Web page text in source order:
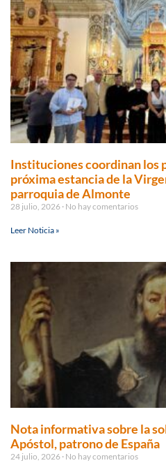
Instituciones coordinan los
próxima estancia de la
parroquia de Almonte
28 julio, 2026 No hay comentarios
Leer Noticia »
Nota informativa sobre la
Apóstol, patrono de España
24 julio, 2026 No hay comentarios